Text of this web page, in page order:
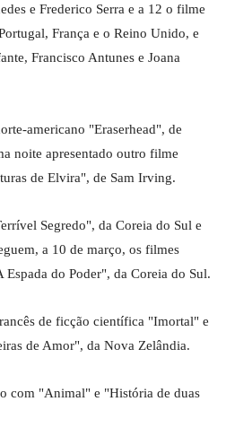
e Frederico Serra e a 12 o filme
França e o Reino Unido, e
Francisco Antunes e Joana
americano "Eraserhead", de
noite apresentado outro filme
de Elvira", de Sam Irving.
Segredo", da Coreia do Sul e
a 10 de março, os filmes
do Poder", da Coreia do Sul.
de ficção científica "Imortal" e
de Amor", da Nova Zelândia.
com "Animal" e "História de duas